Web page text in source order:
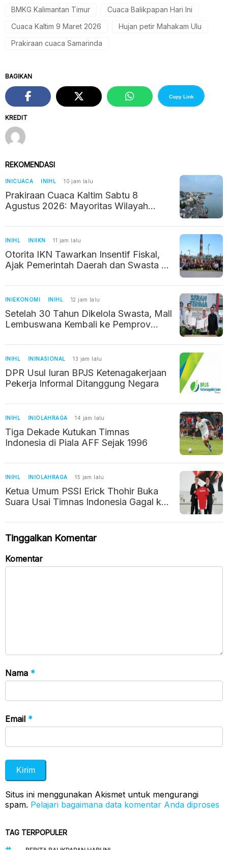
BMKG Kalimantan Timur
Cuaca Balikpapan Hari Ini
Cuaca Kaltim 9 Maret 2026
Hujan petir Mahakam Ulu
Prakiraan cuaca Samarinda
KREDIT
BAGIKAN
Copy Link
REKOMENDASI
INICUACA INIHL 10 jam lalu
Prakiraan Cuaca Kaltim Sabtu 8
Agustus 2026: Mayoritas Wilayah
INIHL INIIKN 11 jam lalu
Otorita IKN Tawarkan Insentif Fiskal,
Ajak Pemerintah Daerah dan Swasta di
INIEKONOMI INIHL 12 jam lalu
Setelah 30 Tahun Dikelola Swasta, Mall
Lembuswana Kembali ke Pemprov
INIHL ININASIONAL 13 jam lalu
DPR Usul Iuran BPJS Ketenagakerjaan
Pekerja Informal Ditanggung Negara
INIHL INIOLAHRAGA 14 jam lalu
Tiga Dekade Kutukan Timnas
Indonesia di Piala AFF Sejak 1996
INIHL INIOLAHRAGA 15 jam lalu
Ketua Umum PSSI Erick Thohir Buka
Suara Usai Timnas Indonesia Gagal ke
Tinggalkan Komentar
Komentar
Nama *
Email *
Situs ini menggunakan Akismet untuk mengurangi
spam. Pelajari bagaimana data komentar Anda diproses
TAG TERPOPULER